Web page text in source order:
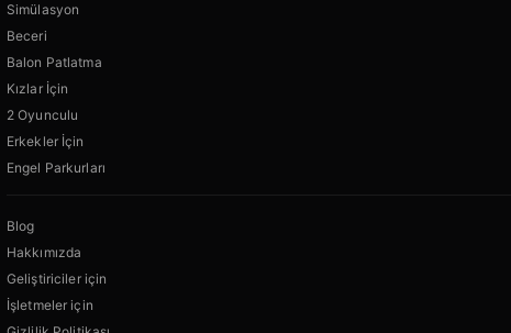
Simülasyon
Beceri
Balon Patlatma
Kızlar İçin
2 Oyunculu
Erkekler İçin
Engel Parkurları
Blog
Hakkımızda
Geliştiriciler için
İşletmeler için